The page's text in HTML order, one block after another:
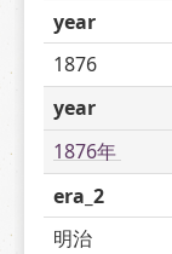
year
1876
year
1876年
era_2
明治